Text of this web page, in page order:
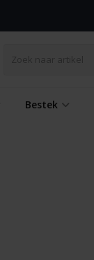
Bestek